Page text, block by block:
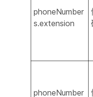
phoneNumber
s.extension
phoneNumber